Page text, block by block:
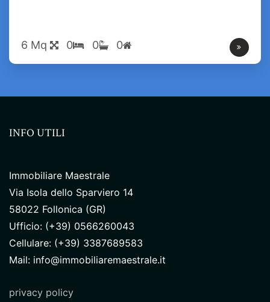
6 Mq 0 0 0
INFO UTILI
Immobiliare Maestrale
Via Isola dello Sparviero 14
58022 Follonica (GR)
Ufficio: (+39) 0566260043
Cellulare: (+39) 3387689583
Mail: info@immobiliaremaestrale.it
privacy policy